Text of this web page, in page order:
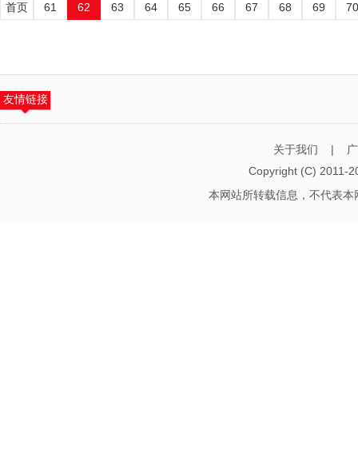
首页 61 62 63 64 65 66 67 68 69 70
友情链接
关于我们 |
Copyright (C) 2011-
本网站所转载信息，不代表